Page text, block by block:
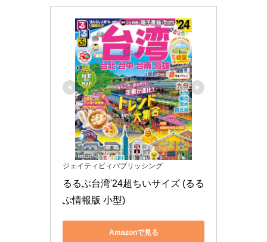
ジェイティビィパブリッシング
るるぶ台湾'24超ちいサイズ (るる
ぶ情報版 小型)
Amazonで見る